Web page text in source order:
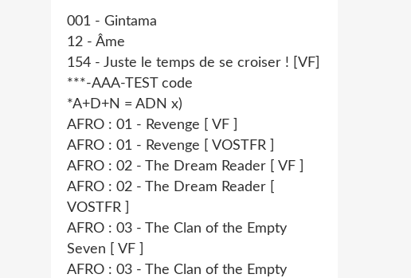
001 - Gintama
12 - Âme
154 - Juste le temps de se croiser ! [VF]
***-AAA-TEST code
*A+D+N = ADN x)
AFRO : 01 - Revenge [ VF ]
AFRO : 01 - Revenge [ VOSTFR ]
AFRO : 02 - The Dream Reader [ VF ]
AFRO : 02 - The Dream Reader [
VOSTFR ]
AFRO : 03 - The Clan of the Empty
Seven [ VF ]
AFRO : 03 - The Clan of the Empty